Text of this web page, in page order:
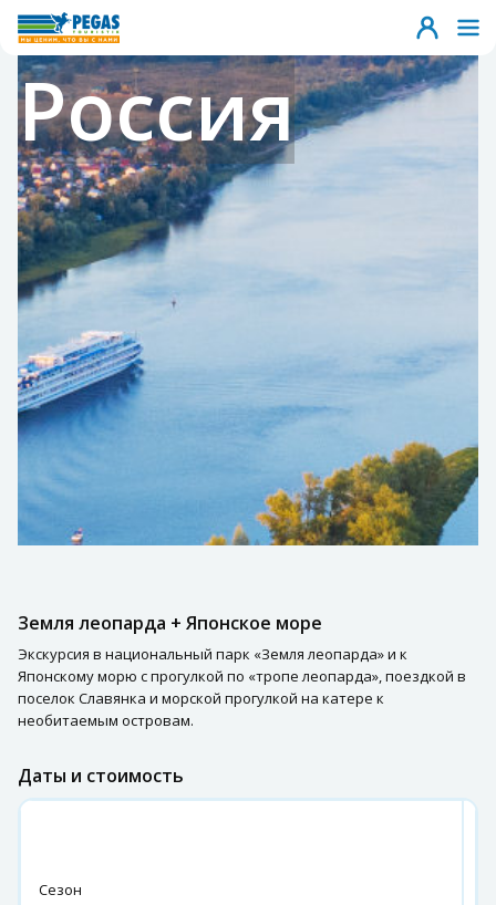
Россия
Земля леопарда + Японское море
Экскурсия в национальный парк «Земля леопарда» и к
Японскому морю с прогулкой по «тропе леопарда», поездкой в
поселок Славянка и морской прогулкой на катере к
необитаемым островам.
Даты и стоимость
Сезон